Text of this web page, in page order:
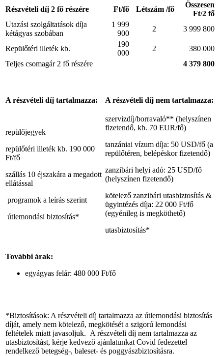
Részvételi díj 2 fő részére Ft/fő Létszám /fő
Összesen
Ft/2 fő
Utazási szolgáltatások díja
kétágyas szobában
1 999
900
2 3 999 800
Repülőtéri illeték kb.
190
000
2
380 000
Teljes csomagár 2 fő részére
4 379 800
A részvételi díj tartalmazza: A részvételi díj nem tartalmazza:
repülőjegyek
repülőtéri illeték kb. 190 000
Ft/fő
szállás 10 éjszakára a megadott
ellátással
programok a leírás szerint
útlemondási biztosítás*
szervizdíj/borravaló** (helyszínen
fizetendő, kb. 70 EUR/fő)
tanzániai vízum díja: 50 USD/fő (a
repülőtéren, belépéskor fizetendő)
zanzibári helyi adó: 25 USD/fő
(helyszínen fizetendő)
kötelező zanzibári utasbiztosítás &
ügyintézés díja: 22 000 Ft/fő
(egyénileg is megköthető)
utasbiztosítás*
További árak:
egyágyas felár: 480 000 Ft/fő
*Biztosítások: A részvételi díj tartalmazza az útlemondási biztosítás
díját, amely nem kötelező, megkötését a szigorú lemondási
feltételek miatt javasoljuk. A részvételi díj nem tartalmazza az
utasbiztosítást, kérje kedvező ajánlatunkat Covid fedezettel
rendelkező betegség-, baleset- és poggyászbiztosításra.